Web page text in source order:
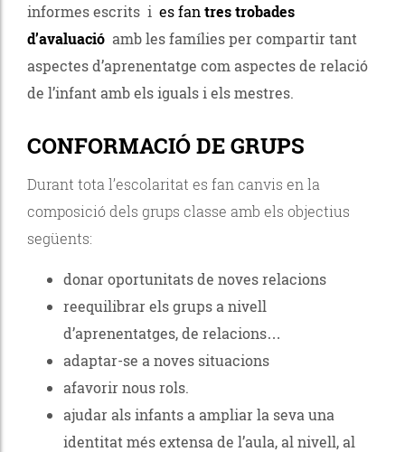
informes escrits i es fan tres trobades
d’avaluació amb les famílies per compartir tant
aspectes d’aprenentatge com aspectes de relació
de l’infant amb els iguals i els mestres.
CONFORMACIÓ DE GRUPS
Durant tota l’escolaritat es fan canvis en la
composició dels grups classe amb els objectius
següents:
donar oportunitats de noves relacions
reequilibrar els grups a nivell
d’aprenentatges, de relacions…
adaptar-se a noves situacions
afavorir nous rols.
ajudar als infants a ampliar la seva una
identitat més extensa de l’aula, al nivell, al